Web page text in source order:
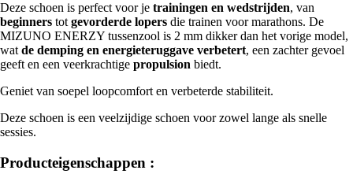
Deze schoen is perfect voor je trainingen en wedstrijden, van
beginners tot gevorderde lopers die trainen voor marathons. De
MIZUNO ENERZY tussenzool is 2 mm dikker dan het vorige model,
wat de demping en energieteruggave verbetert, een zachter gevoel
geeft en een veerkrachtige propulsion biedt.
Geniet van soepel loopcomfort en verbeterde stabiliteit.
Deze schoen is een veelzijdige schoen voor zowel lange als snelle
sessies.
Producteigenschappen :